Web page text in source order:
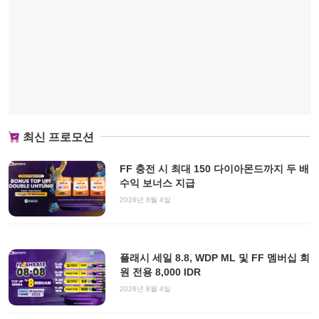
최신 프로모션
FF 충전 시 최대 150 다이아몬드까지 두 배
수익 보너스 지급
2026년 8월 4일
플래시 세일 8.8, WDP ML 및 FF 멤버십 회
원 전용 8,000 IDR
2026년 8월 4일